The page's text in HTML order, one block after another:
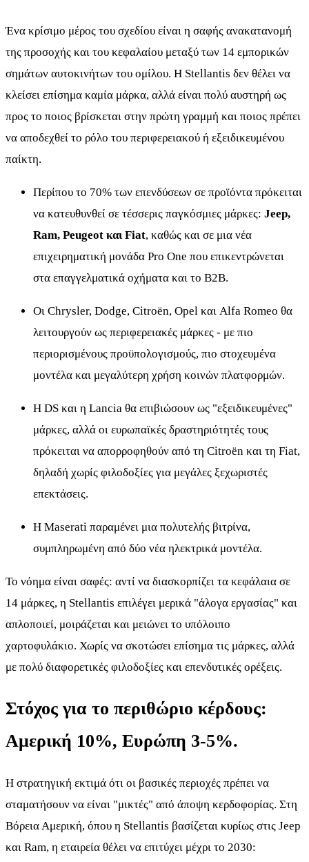
Ένα κρίσιμο μέρος του σχεδίου είναι η σαφής ανακατανομή
της προσοχής και του κεφαλαίου μεταξύ των 14 εμπορικών
σημάτων αυτοκινήτων του ομίλου. Η Stellantis δεν θέλει να
κλείσει επίσημα καμία μάρκα, αλλά είναι πολύ αυστηρή ως
προς το ποιος βρίσκεται στην πρώτη γραμμή και ποιος πρέπει
να αποδεχθεί το ρόλο του περιφερειακού ή εξειδικευμένου
παίκτη.
Περίπου το 70% των επενδύσεων σε προϊόντα πρόκειται
να κατευθυνθεί σε τέσσερις παγκόσμιες μάρκες: Jeep,
Ram, Peugeot και Fiat, καθώς και σε μια νέα
επιχειρηματική μονάδα Pro One που επικεντρώνεται
στα επαγγελματικά οχήματα και το B2B.
Οι Chrysler, Dodge, Citroën, Opel και Alfa Romeo θα
λειτουργούν ως περιφερειακές μάρκες - με πιο
περιορισμένους προϋπολογισμούς, πιο στοχευμένα
μοντέλα και μεγαλύτερη χρήση κοινών πλατφορμών.
Η DS και η Lancia θα επιβιώσουν ως "εξειδικευμένες"
μάρκες, αλλά οι ευρωπαϊκές δραστηριότητές τους
πρόκειται να απορροφηθούν από τη Citroën και τη Fiat,
δηλαδή χωρίς φιλοδοξίες για μεγάλες ξεχωριστές
επεκτάσεις.
Η Maserati παραμένει μια πολυτελής βιτρίνα,
συμπληρωμένη από δύο νέα ηλεκτρικά μοντέλα.
Το νόημα είναι σαφές: αντί να διασκορπίζει τα κεφάλαια σε
14 μάρκες, η Stellantis επιλέγει μερικά "άλογα εργασίας" και
απλοποιεί, μοιράζεται και μειώνει το υπόλοιπο
χαρτοφυλάκιο. Χωρίς να σκοτώσει επίσημα τις μάρκες, αλλά
με πολύ διαφορετικές φιλοδοξίες και επενδυτικές ορέξεις.
Στόχος για το περιθώριο κέρδους:
Αμερική 10%, Ευρώπη 3-5%.
Η στρατηγική εκτιμά ότι οι βασικές περιοχές πρέπει να
σταματήσουν να είναι "μικτές" από άποψη κερδοφορίας. Στη
Βόρεια Αμερική, όπου η Stellantis βασίζεται κυρίως στις Jeep
και Ram, η εταιρεία θέλει να επιτύχει μέχρι το 2030: